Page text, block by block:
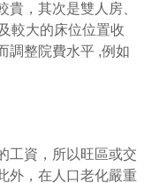
，其次是雙人房、
較大的床位位置收
調整院費水平 ,例如
工資，所以旺區或交
外，在人口老化嚴重